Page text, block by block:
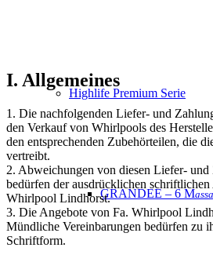
Highlife Premium Serie
GRANDEE – 6 M
I. Allgemeines
1. Die nachfolgenden Liefer- und
den Verkauf von Whirlpools des
den entsprechenden Zubehörteilen, die
vertreibt.
2. Abweichungen von diesen Liefer- und
bedürfen der ausdrücklichen
Whirlpool Lindhorst.
3. Die Angebote von Fa. Whirlpool
Mündliche Vereinbarungen bedürfen zu
Schriftform.